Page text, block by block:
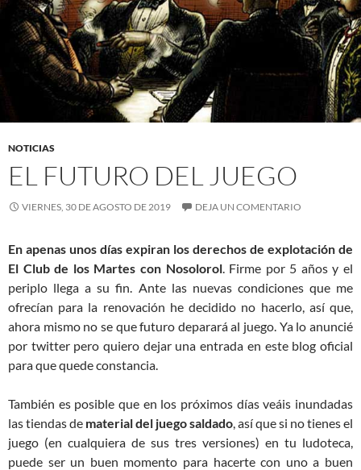
NOTICIAS
EL FUTURO DEL JUEGO
VIERNES, 30 DE AGOSTO DE 2019 DEJA UN COMENTARIO
En apenas unos días expiran los derechos de explotación de
El Club de los Martes con Nosolorol. Firme por 5 años y el
periplo llega a su fin. Ante las nuevas condiciones que me
ofrecían para la renovación he decidido no hacerlo, así que,
ahora mismo no se que futuro deparará al juego. Ya lo anuncié
por twitter pero quiero dejar una entrada en este blog oficial
para que quede constancia.
También es posible que en los próximos días veáis inundadas
las tiendas de material del juego saldado, así que si no tienes el
juego (en cualquiera de sus tres versiones) en tu ludoteca,
puede ser un buen momento para hacerte con uno a buen